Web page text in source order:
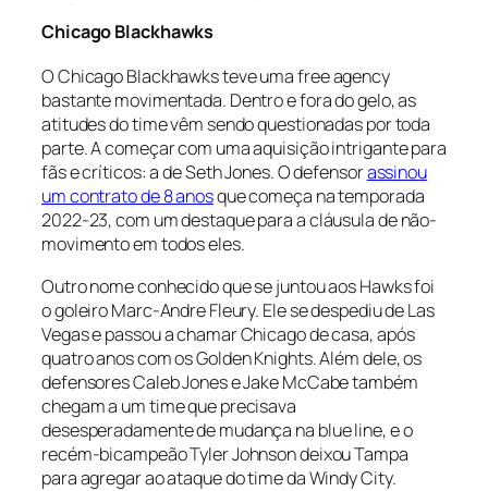
Chicago Blackhawks
O Chicago Blackhawks teve umafree agency
bastante movimentada. Dentro e fora do gelo, as
atitudes do time vêm sendo questionadas por toda
parte. A começar com uma aquisição intrigante para
fãs e críticos: a de Seth Jones. O defensorassinou
um contrato de 8 anosque começa na temporada
2022-23, com um destaque para a cláusula de não-
movimento em todos eles.
Outro nome conhecido que se juntou aos Hawks foi
o goleiro Marc-Andre Fleury. Ele se despediu de Las
Vegas e passou a chamar Chicago de casa, após
quatro anos com os Golden Knights. Além dele, os
defensores Caleb Jones e Jake McCabe também
chegam a um time que precisava
desesperadamente de mudança na blue line, e o
recém-bicampeão Tyler Johnson deixou Tampa
para agregar ao ataque do time da Windy City.